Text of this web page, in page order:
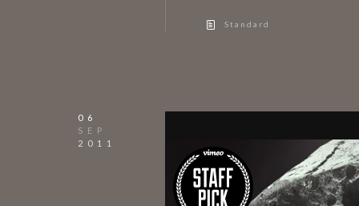
Standard
06
SEP
2011